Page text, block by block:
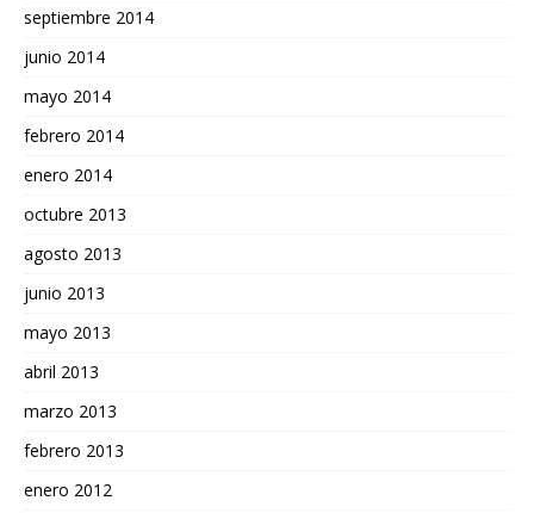
septiembre 2014
junio 2014
mayo 2014
febrero 2014
enero 2014
octubre 2013
agosto 2013
junio 2013
mayo 2013
abril 2013
marzo 2013
febrero 2013
enero 2012